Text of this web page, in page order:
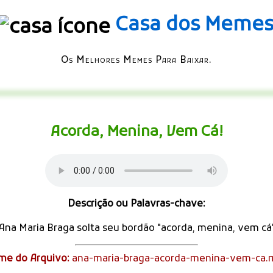
Casa dos Memes
Os Melhores Memes Para Baixar.
Acorda, Menina, Vem Cá!
Descrição ou Palavras-chave:
Maria Braga solta seu bordão "acorda, menina, vem
do Arquivo: ana-maria-braga-acorda-menina-vem-